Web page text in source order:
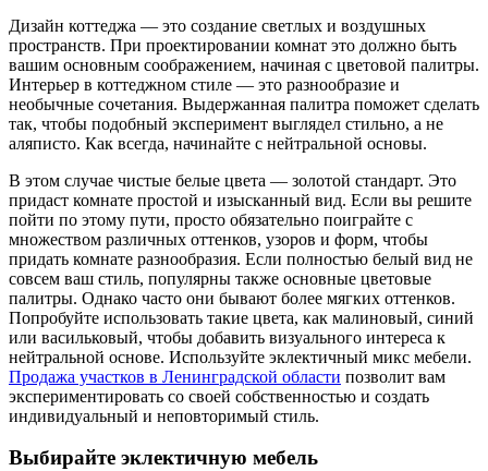
Дизайн коттеджа — это создание светлых и воздушных
пространств. При проектировании комнат это должно быть
вашим основным соображением, начиная с цветовой палитры.
Интерьер в коттеджном стиле — это разнообразие и
необычные сочетания. Выдержанная палитра поможет сделать
так, чтобы подобный эксперимент выглядел стильно, а не
аляписто. Как всегда, начинайте с нейтральной основы.
В этом случае чистые белые цвета — золотой стандарт. Это
придаст комнате простой и изысканный вид. Если вы решите
пойти по этому пути, просто обязательно поиграйте с
множеством различных оттенков, узоров и форм, чтобы
придать комнате разнообразия. Если полностью белый вид не
совсем ваш стиль, популярны также основные цветовые
палитры. Однако часто они бывают более мягких оттенков.
Попробуйте использовать такие цвета, как малиновый, синий
или васильковый, чтобы добавить визуального интереса к
нейтральной основе. Используйте эклектичный микс мебели.
Продажа участков в Ленинградской области позволит вам
экспериментировать со своей собственностью и создать
индивидуальный и неповторимый стиль.
Выбирайте эклектичную мебель